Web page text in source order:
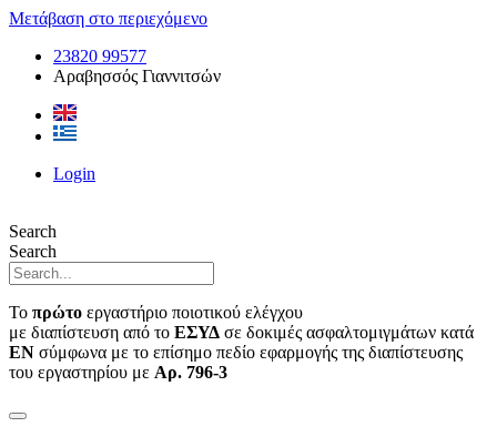
Μετάβαση στο περιεχόμενο
23820 99577
Αραβησσός Γιαννιτσών
Login
Search
Search
Το πρώτο εργαστήριο ποιοτικού ελέγχου
με διαπίστευση από το ΕΣΥΔ σε δοκιμές ασφαλτομιγμάτων κατά
ΕΝ σύμφωνα με το επίσημο πεδίο εφαρμογής της διαπίστευσης
του εργαστηρίου με Αρ. 796-3